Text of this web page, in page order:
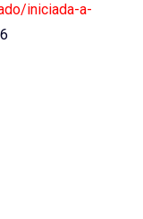
iniciada-a-